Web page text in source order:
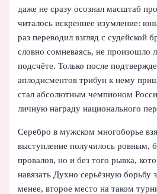
даже не сразу осознал масштаб
читалось искреннее изумление:
раз переводил взгляд с судейской
словно сомневаясь, не произошло
подсчёте. Только после
аплодисментов трибун к нему
стал абсолютным чемпионом
личную награду национального
Серебро в мужском многоборье
выступление получилось ровным,
провалов, но и без того рывка,
навязать Духно серьёзную борьбу
менее, второе место на таком